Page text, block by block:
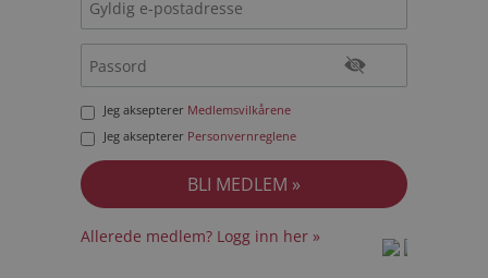
Jeg aksepterer Medlemsvilkårene
Jeg aksepterer Personvernreglene
Allerede medlem? Logg inn her »